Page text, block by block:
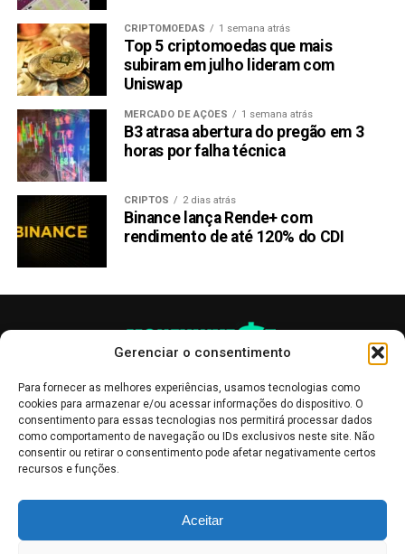
Gerenciar o consentimento
Para fornecer as melhores experiências, usamos tecnologias como
cookies para armazenar e/ou acessar informações do dispositivo. O
consentimento para essas tecnologias nos permitirá processar dados
como comportamento de navegação ou IDs exclusivos neste site. Não
consentir ou retirar o consentimento pode afetar negativamente certos
recursos e funções.
Aceitar
Para saber mais sobre a pré-venda
do 1Fuel, use os links abaixo:
Telegram:https://t.me/Portal_1Fuel
Twitter / X: https://x.com/1Fuel
LEIA COM ATENÇÃO:
aconselhamento de investimentonem recomendação
de compra de qualquer criptomoeda. O objetivo é
manter os interessados em criptomoedas informados
sobre os desenvolvimentos recentes.
Link
WhatsApp
Twitter
Facebook
Reddit
Email
TÓPICOS RELACIONADOS: 1FUEL KASPA KAS
PRÓXIMA:
5 razões por que este rival do XRP pode superar o
Ripple
NÃO PERCA:
Esqueça Solana e Tron: Especialistas apontam 1Fuel
como a próxima revolução blockchain
CRIPTOMOEDAS 1 semana atrás
Top 5 criptomoedas que mais
subiram em julho lideram com
Uniswap
MERCADO DE AÇÕES 1 semana atrás
B3 atrasa abertura do pregão em 3
horas por falha técnica
CRIPTOS 2 dias atrás
Binance lança Rende+ com
rendimento de até 120% do CDI
informativo, servindo como boletins de divulgação, e não devem ser
interpretadas como recomendações de investimento.Leia mais